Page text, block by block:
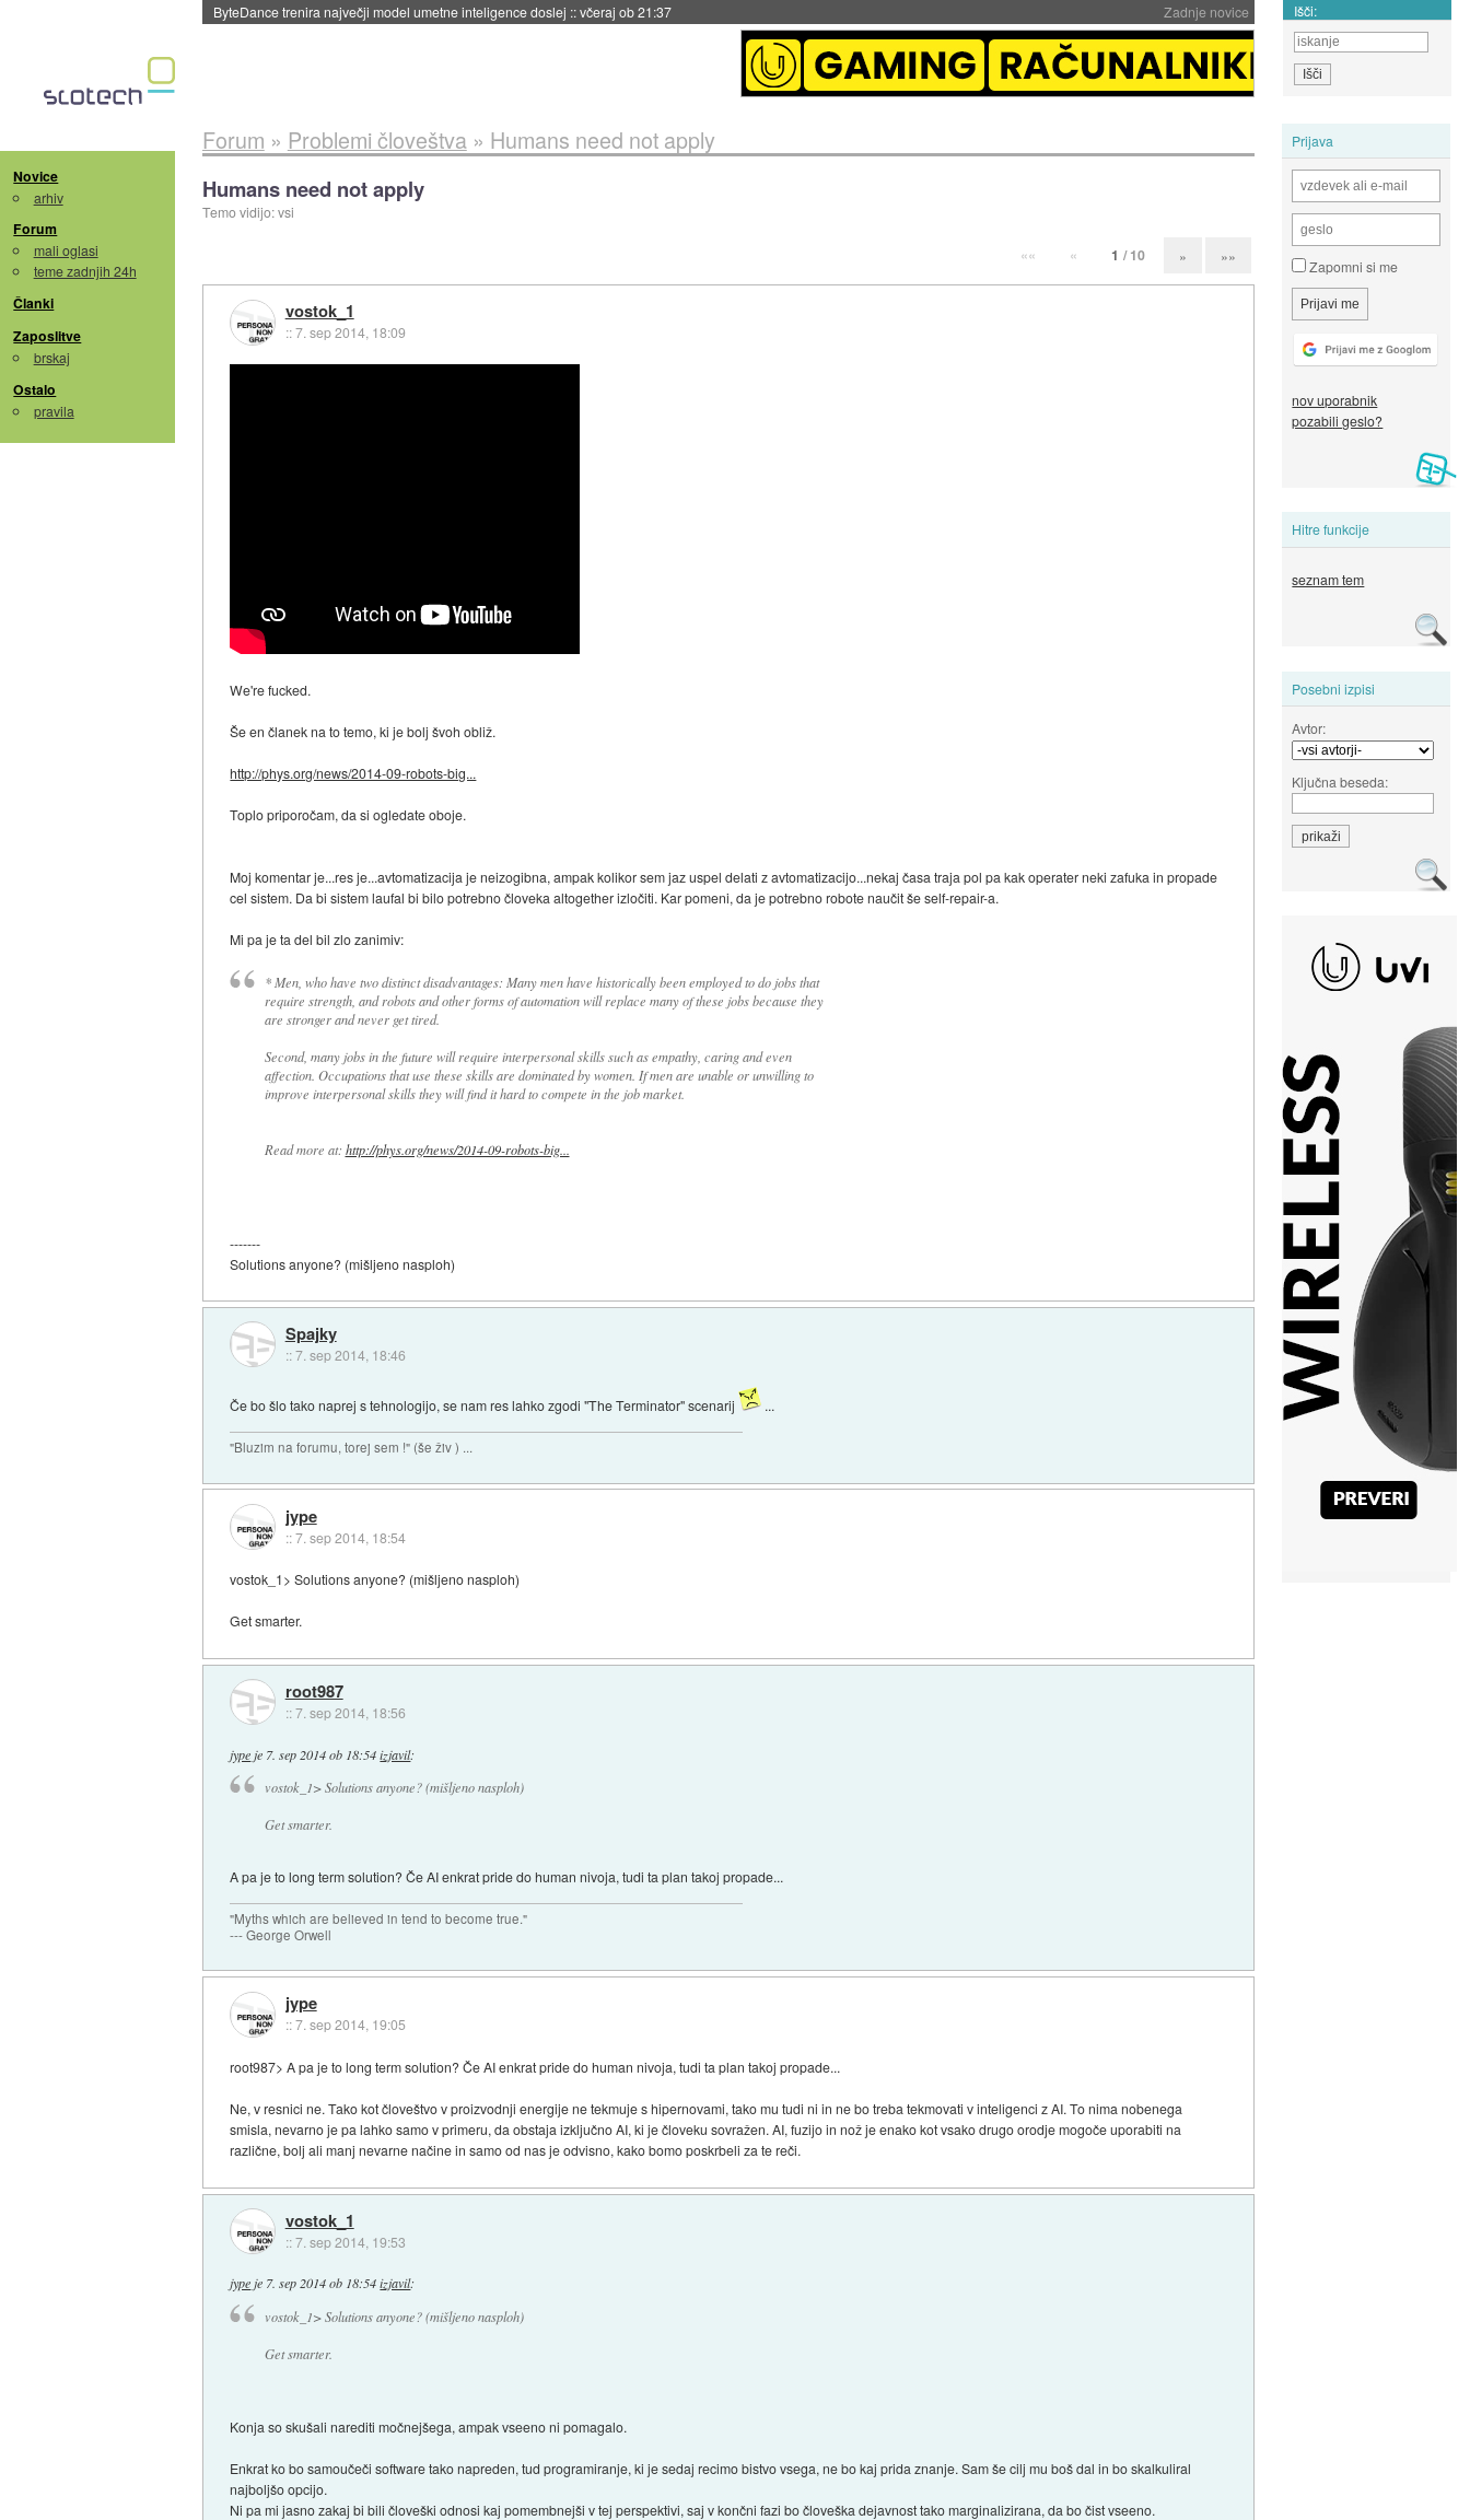
Zadnje novice
Spletne strani začele streči oglase za agente umetne inteligence::včeraj ob 21:23 Išči:
Novice
arhiv
Forum
mali oglasi
teme zadnjih 24h
Članki
Zaposlitve
brskaj
Ostalo
pravila
Prijava
Zapomni si me
nov uporabnik
pozabili geslo?
Hitre funkcije
seznam tem
Posebni izpisi
Avtor:
Ključna beseda:
Forum » Problemi človeštva» Humans need not apply
Humans need not apply
Temo vidijo: vsi
«« « 1 / 10 » »»
vostok_1
::7. sep 2014, 18:09
We're fucked.
Še en članek na to temo, ki je bolj švoh obliž.
http://phys.org/news/2014-09-robots-big...
Toplo priporočam, da si ogledate oboje.
Moj komentar je...res je...avtomatizacija je neizogibna, ampak kolikor sem jaz uspel delati z avtomatizacijo...nekaj časa traja pol pa kak operater neki zafuka in propade
cel sistem. Da bi sistem laufal bi bilo potrebno človeka altogether izločiti. Kar pomeni, da je potrebno robote naučit še self-repair-a.
Mi pa je ta del bil zlo zanimiv:
* Men, who have two distinct disadvantages: Many men have historically been employed to do jobs that
require strength, and robots and other forms of automation will replace many of these jobs because they
are stronger and never get tired.
Second, many jobs in the future will require interpersonal skills such as empathy, caring and even
affection. Occupations that use these skills are dominated by women. If men are unable or unwilling to
improve interpersonal skills they will find it hard to compete in the job market.
Read more at: http://phys.org/news/2014-09-robots-big...
-------
Solutions anyone? (mišljeno nasploh)
Spajky
::7. sep 2014, 18:46
Če bo šlo tako naprej s tehnologijo, se nam res lahko zgodi "The Terminator" scenarij ...
"Bluzim na forumu, torej sem !" (še živ ) ...
jype
::7. sep 2014, 18:54
vostok_1> Solutions anyone? (mišljeno nasploh)
Get smarter.
root987
::7. sep 2014, 18:56
jype je 7. sep 2014 ob 18:54 izjavil:
vostok_1> Solutions anyone? (mišljeno nasploh)
Get smarter.
A pa je to long term solution? Če AI enkrat pride do human nivoja, tudi ta plan takoj propade...
"Myths which are believed in tend to become true."
--- George Orwell
jype
::7. sep 2014, 19:05
root987> A pa je to long term solution? Če AI enkrat pride do human nivoja, tudi ta plan takoj propade...
Ne, v resnici ne. Tako kot človeštvo v proizvodnji energije ne tekmuje s hipernovami, tako mu tudi ni in ne bo treba tekmovati v inteligenci z AI. To nima nobenega
smisla, nevarno je pa lahko samo v primeru, da obstaja izključno AI, ki je človeku sovražen. AI, fuzijo in nož je enako kot vsako drugo orodje mogoče uporabiti na
različne, bolj ali manj nevarne načine in samo od nas je odvisno, kako bomo poskrbeli za te reči.
vostok_1
::7. sep 2014, 19:53
jypeje 7. sep 2014 ob 18:54 izjavil:
vostok_1> Solutions anyone? (mišljeno nasploh)
Get smarter.
Konja so skušali narediti močnejšega, ampak vseeno ni pomagalo.
Enkrat ko bo samoučeči software tako napreden, tud programiranje, ki je sedaj recimo bistvo vsega, ne bo kaj prida znanje. Sam še cilj mu boš dal in bo skalkuliral
najboljšo opcijo.
Ni pa mi jasno zakaj bi bili človeški odnosi kaj pomembnejši v tej perspektivi, saj v končni fazi bo človeška dejavnost tako marginalizirana, da bo čist vseeno.